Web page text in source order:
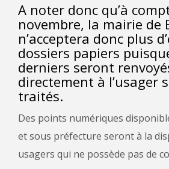
A noter donc qu’à
novembre, la mairie de
n’acceptera donc plus
dossiers papiers
derniers seront
directement à l’usager
traités.
Des points numériques
et sous préfecture seront à la
usagers qui ne possède pas de